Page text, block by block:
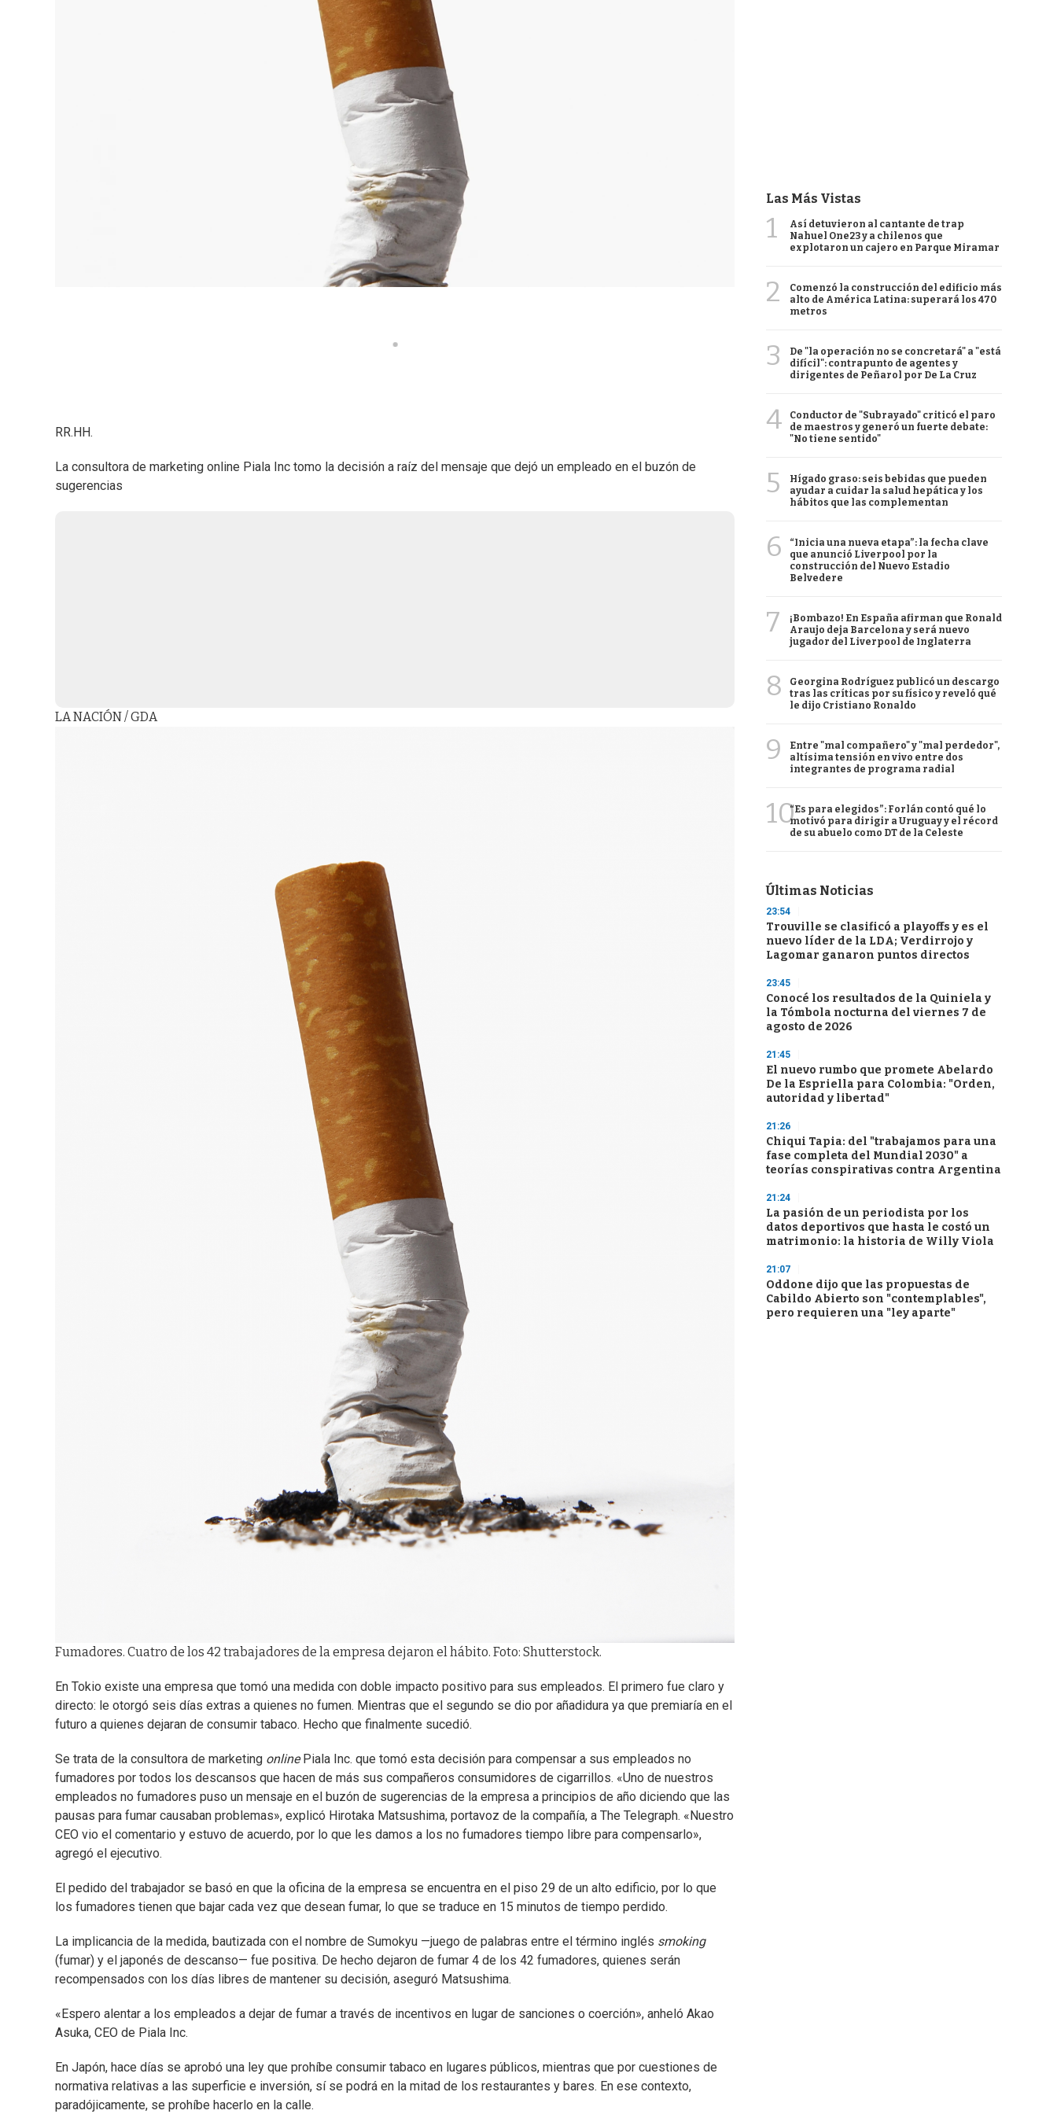
RR.HH.
La consultora de marketing online Piala Inc tomo la decisión a raíz del mensaje que dejó un empleado en el buzón de
sugerencias
LA NACIÓN / GDA
Fumadores. Cuatro de los 42 trabajadores de la empresa dejaron el hábito. Foto: Shutterstock.
En Tokio existe una empresa que tomó una medida con doble impacto positivo para sus empleados. El primero fue claro y
directo: le otorgó seis días extras a quienes no fumen. Mientras que el segundo se dio por añadidura ya que premiaría en el
futuro a quienes dejaran de consumir tabaco. Hecho que finalmente sucedió.
Se trata de la consultora de marketing onlinePiala Inc. que tomó esta decisión para compensar a sus empleados no
fumadores por todos los descansos que hacen de más sus compañeros consumidores de cigarrillos. «Uno de nuestros
empleados no fumadores puso un mensaje en el buzón de sugerencias de la empresa a principios de año diciendo que las
pausas para fumar causaban problemas», explicó Hirotaka Matsushima, portavoz de la compañía, a The Telegraph. «Nuestro
CEO vio el comentario y estuvo de acuerdo, por lo que les damos a los no fumadores tiempo libre para compensarlo»,
agregó el ejecutivo.
El pedido del trabajador se basó en que la oficina de la empresa se encuentra en el piso 29 de un alto edificio, por lo que
los fumadores tienen que bajar cada vez que desean fumar, lo que se traduce en 15 minutos de tiempo perdido.
La implicancia de la medida, bautizada con el nombre de Sumokyu —juego de palabras entre el término inglés smoking
(fumar) y el japonés de descanso— fue positiva. De hecho dejaron de fumar 4 de los 42 fumadores, quienes serán
recompensados con los días libres de mantener su decisión, aseguró Matsushima.
«Espero alentar a los empleados a dejar de fumar a través de incentivos en lugar de sanciones o coerción», anheló Akao
Asuka, CEO de Piala Inc.
En Japón, hace días se aprobó una ley que prohíbe consumir tabaco en lugares públicos, mientras que por cuestiones de
normativa relativas a las superficie e inversión, sí se podrá en la mitad de los restaurantes y bares. En ese contexto,
paradójicamente, se prohíbe hacerlo en la calle.
Las Más Vistas
1
Así detuvieron al cantante de trap
Nahuel One23 y a chilenos que
explotaron un cajero en Parque Miramar
2
Comenzó la construcción del edificio más
alto de América Latina: superará los 470
metros
3
De "la operación no se concretará" a "está
difícil": contrapunto de agentes y
dirigentes de Peñarol por De La Cruz
4
Conductor de "Subrayado" criticó el paro
de maestros y generó un fuerte debate:
"No tiene sentido"
5
Hígado graso: seis bebidas que pueden
ayudar a cuidar la salud hepática y los
hábitos que las complementan
6
“Inicia una nueva etapa”: la fecha clave
que anunció Liverpool por la
construcción del Nuevo Estadio
Belvedere
7
¡Bombazo! En España afirman que Ronald
Araujo deja Barcelona y será nuevo
jugador del Liverpool de Inglaterra
8
Georgina Rodríguez publicó un descargo
tras las críticas por su físico y reveló qué
le dijo Cristiano Ronaldo
9
Entre "mal compañero" y "mal perdedor",
altísima tensión en vivo entre dos
integrantes de programa radial
10“Es para elegidos”: Forlán contó qué lo
motivó para dirigir a Uruguay y el récord
de su abuelo como DT de la Celeste
Últimas Noticias
23:54
Trouville se clasificó a playoffs y es el
nuevo líder de la LDA; Verdirrojo y
Lagomar ganaron puntos directos
23:45
Conocé los resultados de la Quiniela y
la Tómbola nocturna del viernes 7 de
agosto de 2026
21:45
El nuevo rumbo que promete Abelardo
De la Espriella para Colombia: "Orden,
autoridad y libertad"
21:26
Chiqui Tapia: del "trabajamos para una
fase completa del Mundial 2030" a
teorías conspirativas contra Argentina
21:24
La pasión de un periodista por los
datos deportivos que hasta le costó un
matrimonio: la historia de Willy Viola
21:07
Oddone dijo que las propuestas de
Cabildo Abierto son "contemplables",
pero requieren una "ley aparte"